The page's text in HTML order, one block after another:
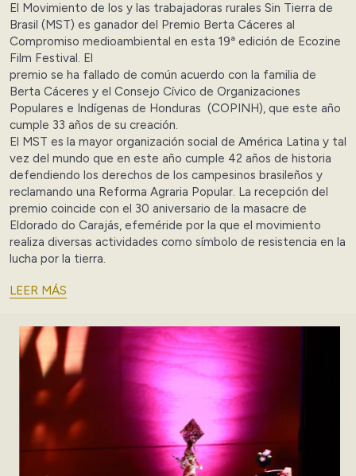
El Movimiento de los y las trabajadoras rurales Sin Tierra de
Brasil (MST) es ganador del Premio Berta Cáceres al
Compromiso medioambiental en esta 19ª edición de Ecozine
Film Festival. El
premio se ha fallado de común acuerdo con la familia de
Berta Cáceres y el Consejo Cívico de Organizaciones
Populares e Indígenas de Honduras (COPINH), que este año
cumple 33 años de su creación.
El MST es la mayor organización social de América Latina y tal
vez del mundo que en este año cumple 42 años de historia
defendiendo los derechos de los campesinos brasileños y
reclamando una Reforma Agraria Popular. La recepción del
premio coincide con el 30 aniversario de la masacre de
Eldorado do Carajás, efeméride por la que el movimiento
realiza diversas actividades como símbolo de resistencia en la
lucha por la tierra.
LEER MÁS